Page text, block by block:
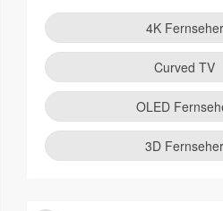
4K Fernseher
Curved TV
OLED
3D Fernseher